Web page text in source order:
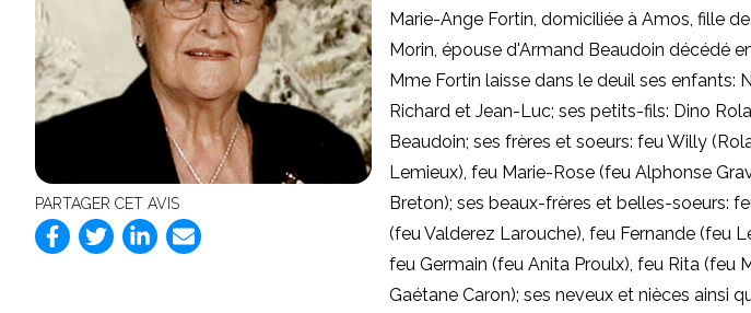
PARTAGER CET AVIS
Marie-Ange Fortin, domiciliée à Amos, fille
Morin, épouse d'Armand Beaudoin décédé
Mme Fortin laisse dans le deuil ses enfants:
Richard et Jean-Luc; ses petits-fils: Dino
Beaudoin; ses frères et soeurs: feu Willy
Lemieux), feu Marie-Rose (feu Alphonse
Breton); ses beaux-frères et belles-soeurs:
(feu Valderez Larouche), feu Fernande (feu
feu Germain (feu Anita Proulx), feu Rita (feu
Gaétane Caron); ses neveux et nièces ainsi